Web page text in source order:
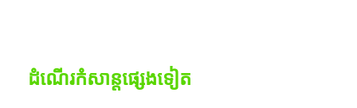
ដំណើរកំសាន្ដផ្សេងទៀត